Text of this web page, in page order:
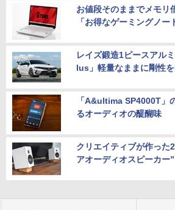
お値段そのままでメモリ
「お得なゲーミングノー
レイズ鍛造1ピースアル
lus」軽量なままに剛性
「A&ultima SP4000T」
るオーディオの醍醐味
クリエイティブが作った
アオーディオスピーカー”